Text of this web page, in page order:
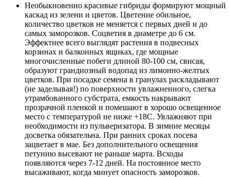
Необыкновенно красивые гибриды формируют мощный
каскад из зелени и цветов. Цветение обильное,
количество цветков не меняется с первых дней и до
самых заморозков. Соцветия в диаметре до 6 см.
Эффектнее всего выглядят растения в подвесных
корзинах и балконных ящиках, где мощные
многочисленные побеги длиной 80-100 см, свисая,
образуют грандиозный водопад из лимонно-желтых
цветков. При посадке семена в гранулах раскладывают
(не заделывая!) по поверхности увлажненного, слегка
утрамбованного субстрата, емкость накрывают
прозрачной пленкой и помешают в хорошо освещенное
место с температурой не ниже +18С. Увлажняют при
необходимости из пульверизатора. В зимние месяцы
досветка обязательна. При ранних сроках посева
зацветает в мае. Без дополнительного освещения
петунию высевают не раньше марта. Всходы
появляются через 7-12 дней. На постоянное место
высаживают, когда минует опасность заморозков.